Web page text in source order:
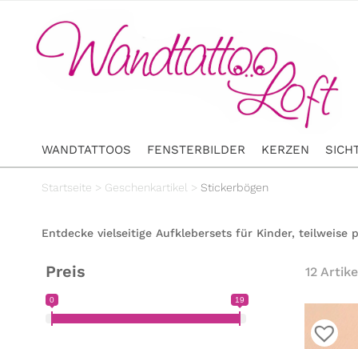
WANDTATTOOS FENSTERBILDER KERZEN
Startseite > Geschenkartikel > Stickerbögen
Entdecke vielseitige Aufklebersets für Kinder, teilweise
Preis
0 19
12